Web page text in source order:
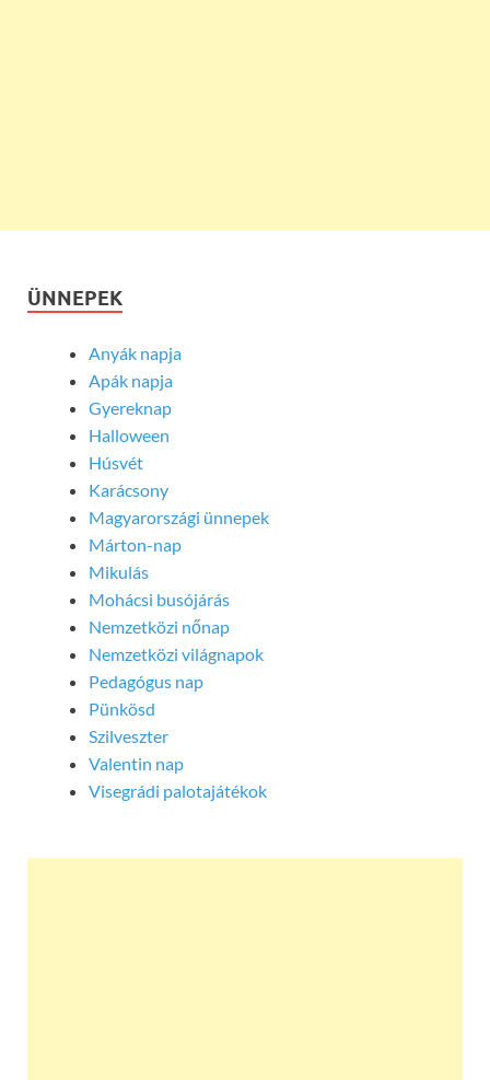
ÜNNEPEK
Anyák napja
Apák napja
Gyereknap
Halloween
Húsvét
Karácsony
Magyarországi ünnepek
Márton-nap
Mikulás
Mohácsi busójárás
Nemzetközi nőnap
Nemzetközi világnapok
Pedagógus nap
Pünkösd
Szilveszter
Valentin nap
Visegrádi palotajátékok